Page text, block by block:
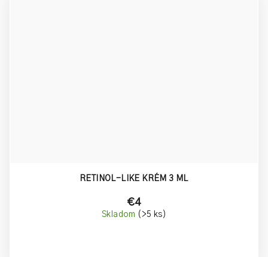
RETINOL-LIKE KRÉM 3 ML
€4
Skladom (>5 ks)